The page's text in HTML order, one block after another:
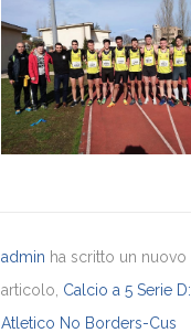
admin ha scritto un nuovo
articolo, Calcio a 5 Serie D:
Atletico No Borders-Cus